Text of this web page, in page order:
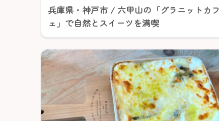
兵庫県・神戸市 / 六甲山の「グラニットカフ
ェ」で自然とスイーツを満喫